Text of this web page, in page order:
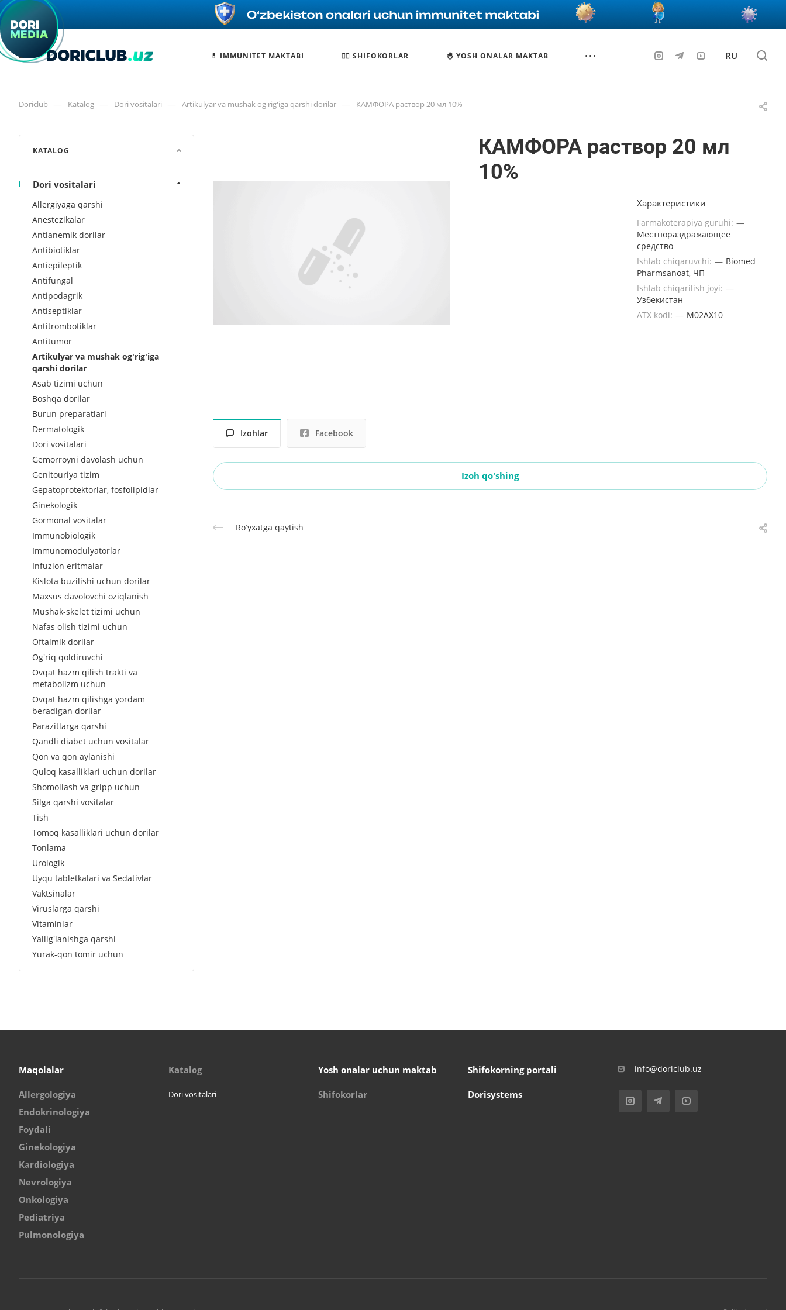
💊 IMMUNITET MAKTABI 🧑‍⚕️ SHIFOKORLAR 🐣 YOSH ONALAR MAKTAB RU
Doriclub — Katalog — Dori vositalari — Artikulyar va mushak og'rig'iga qarshi dorilar — КАМФОРА раствор 20 мл 10%
КАМФОРА раствор 20 мл
10%
Характеристики
Farmakoterapiya guruhi: —
Местнораздражающее
средство
Ishlab chiqaruvchi: — Biomed
Pharmsanoat, ЧП
Ishlab chiqarilish joyi: —
Узбекистан
ATX kodi: — M02AX10
Izohlar Facebook
Izoh qo'shing
Roʻyxatga qaytish
KATALOG
Dori vositalari
Allergiyaga qarshi
Anestezikalar
Antianemik dorilar
Antibiotiklar
Antiepileptik
Antifungal
Antipodagrik
Antiseptiklar
Antitrombotiklar
Antitumor
Artikulyar va mushak og'rig'iga
qarshi dorilar
Asab tizimi uchun
Boshqa dorilar
Burun preparatlari
Dermatologik
Dori vositalari
Gemorroyni davolash uchun
Genitouriya tizim
Gepatoprotektorlar, fosfolipidlar
Ginekologik
Gormonal vositalar
Immunobiologik
Immunomodulyatorlar
Infuzion eritmalar
Kislota buzilishi uchun dorilar
Maxsus davolovchi oziqlanish
Mushak-skelet tizimi uchun
Nafas olish tizimi uchun
Oftalmik dorilar
Og'riq qoldiruvchi
Ovqat hazm qilish trakti va
metabolizm uchun
Ovqat hazm qilishga yordam
beradigan dorilar
Parazitlarga qarshi
Qandli diabet uchun vositalar
Qon va qon aylanishi
Quloq kasalliklari uchun dorilar
Shomollash va gripp uchun
Silga qarshi vositalar
Tish
Tomoq kasalliklari uchun dorilar
Tonlama
Urologik
Uyqu tabletkalari va Sedativlar
Vaktsinalar
Viruslarga qarshi
Vitaminlar
Yallig'lanishga qarshi
Yurak-qon tomir uchun
Maqolalar
Allergologiya
Endokrinologiya
Foydali
Ginekologiya
Kardiologiya
Nevrologiya
Onkologiya
Pediatriya
Pulmonologiya
Katalog
Dori vositalari
Yosh onalar uchun maktab
Shifokorlar
Shifokorning portali
Dorisystems
info@doriclub.uz